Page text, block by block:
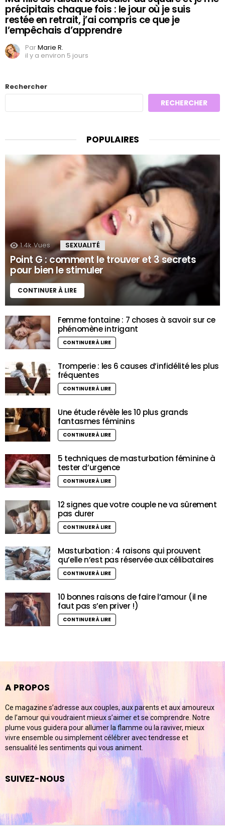
précipitais chaque fois : le jour où je suis
restée en retrait, j’ai compris ce que je
l’empêchais d’apprendre
ParMarie R.
il y a environ 5 jours
Rechercher
RECHERCHER
POPULAIRES
1.4k Vues SEXUALITÉ
Point G : comment le trouver et 3 secrets
pour bien le stimuler
CONTINUER À LIRE
Femme fontaine : 7 choses à savoir sur ce
phénomène intrigant
CONTINUER À LIRE
Tromperie : les 6 causes d’infidélité les plus
fréquentes
CONTINUER À LIRE
Une étude révèle les 10 plus grands
fantasmes féminins
CONTINUER À LIRE
5 techniques de masturbation féminine à
tester d’urgence
CONTINUER À LIRE
12 signes que votre couple ne va sûrement
pas durer
CONTINUER À LIRE
Masturbation : 4 raisons qui prouvent
qu’elle n’est pas réservée aux célibataires
CONTINUER À LIRE
10 bonnes raisons de faire l’amour (il ne
faut pas s’en priver !)
CONTINUER À LIRE
A PROPOS
Ce magazine s’adresse aux couples, aux parents et aux amoureux
de l’amour qui voudraient mieux s’aimer et se comprendre. Notre
plume vous guidera pour allumer la flamme ou la raviver, mieux
vivre ensemble ou simplement célébrer avec tendresse et
sensualité les sentiments qui vous animent.
SUIVEZ-NOUS